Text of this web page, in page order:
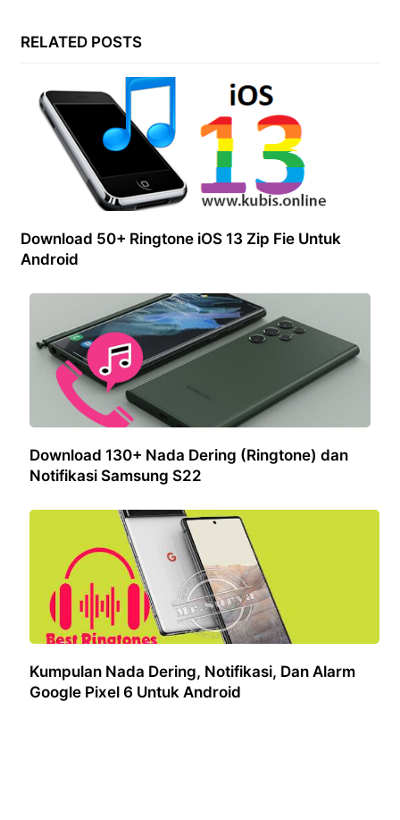
RELATED POSTS
Download 50+ Ringtone iOS 13 Zip Fie Untuk
Android
Download 130+ Nada Dering (Ringtone) dan
Notifikasi Samsung S22
Kumpulan Nada Dering, Notifikasi, Dan Alarm
Google Pixel 6 Untuk Android